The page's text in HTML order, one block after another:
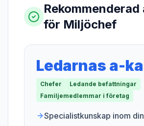
Rekommenderad
för Miljöchef
Ledarnas a-
Chefer
Ledande befattningar
Familjemedlemmar i företag
Specialistkunskap inom